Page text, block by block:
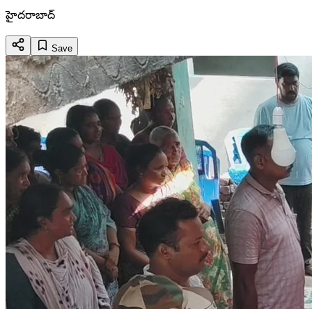
హైదరాబాద్
Save